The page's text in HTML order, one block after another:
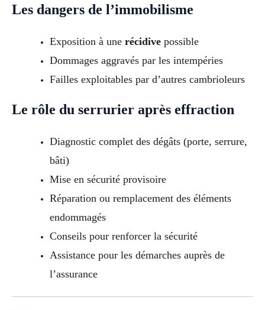
Les dangers de l’immobilisme
Exposition à une récidivepossible
Dommages aggravés par les intempéries
Failles exploitables par d’autres cambrioleurs
Le rôle du serrurier après effraction
Diagnostic complet des dégâts (porte, serrure,
bâti)
Mise en sécurité provisoire
Réparation ou remplacement des éléments
endommagés
Conseils pour renforcer la sécurité
Assistance pour les démarches auprès de
l’assurance